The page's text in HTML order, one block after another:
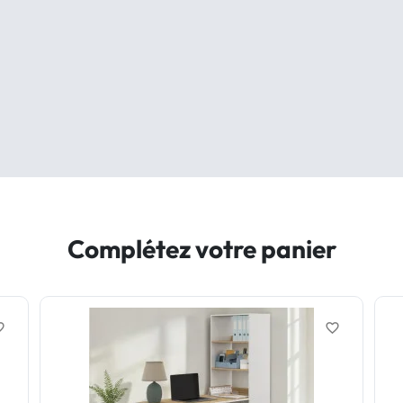
Complétez votre panier
favorite_border